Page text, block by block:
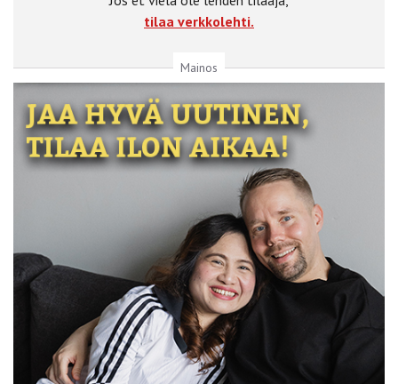
tilaa verkkolehti.
Mainos